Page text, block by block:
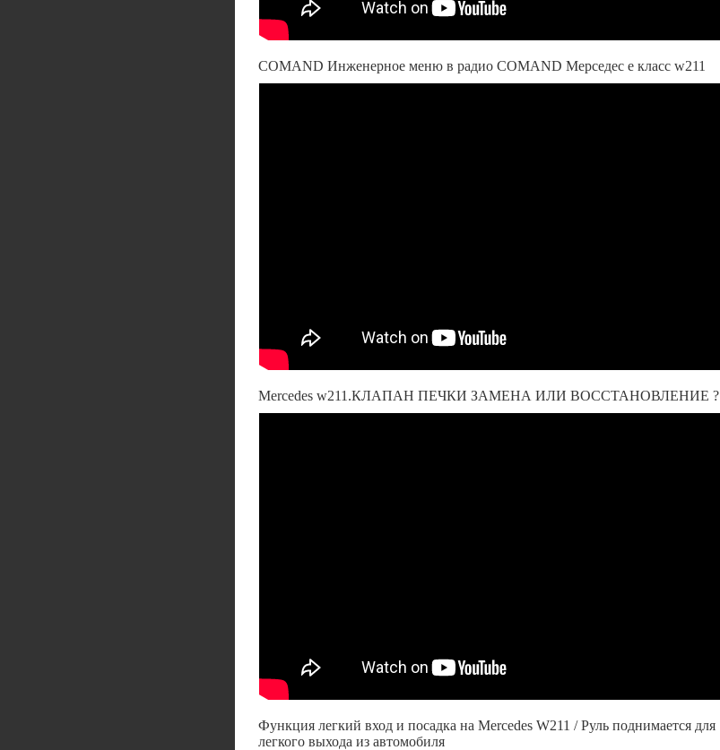
COMAND Инженерное меню в радио COMAND Мерседес е класс w211
Mercedes w211.КЛАПАН ПЕЧКИ ЗАМЕНА ИЛИ ВОССТАНОВЛЕНИЕ ?
Функция легкий вход и посадка на Mercedes W211 / Руль поднимается для
легкого выхода из автомобиля